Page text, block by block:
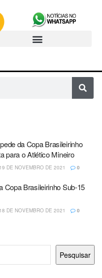
da Copa Brasileirinho
para o Atlético Mineiro
19 DE NOVEMBRO DE 2021 0
Copa Brasileirinho Sub-15
18 DE NOVEMBRO DE 2021 0
Pesquisar